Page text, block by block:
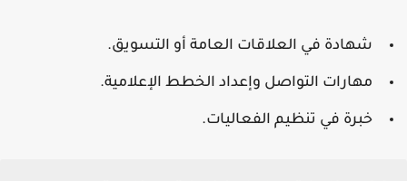
شهادة في العلاقات العامة أو التسويق.
مهارات التواصل وإعداد الخطط الإعلامية.
خبرة في تنظيم الفعاليات.